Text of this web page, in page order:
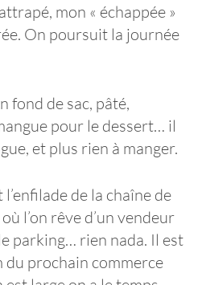
mon « échappée »
On poursuit la journée
fond de sac, pâté,
pour le dessert… il
et plus rien à manger.
de la chaîne de
l’on rêve d’un vendeur
parking… rien nada. Il est
du prochain commerce